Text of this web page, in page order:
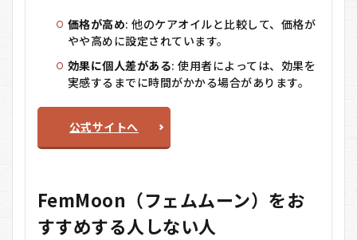
価格が高め: 他のケアオイルと比較して、価格が
やや高めに設定されています。
効果に個人差がある: 使用者によっては、効果を
実感するまでに時間がかかる場合があります。
公式サイトへ
FemMoon（フェムムーン）をお
すすめする人しない人